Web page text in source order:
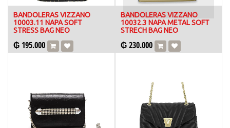
BANDOLERAS VIZZANO
10003.11 NAPA SOFT
STRESS BAG NEO
₲ 195.000
BANDOLERAS VIZZANO
10032.3 NAPA METAL SOFT
STRECH BAG NEO
₲230.000